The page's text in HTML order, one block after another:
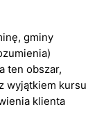
gminy
ten obszar,
wyjątkiem kursu
klienta